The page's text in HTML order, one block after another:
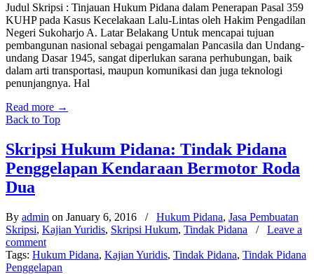
Judul Skripsi : Tinjauan Hukum Pidana dalam Penerapan Pasal 359
KUHP pada Kasus Kecelakaan Lalu-Lintas oleh Hakim Pengadilan
Negeri Sukoharjo A. Latar Belakang Untuk mencapai tujuan
pembangunan nasional sebagai pengamalan Pancasila dan Undang-
undang Dasar 1945, sangat diperlukan sarana perhubungan, baik
dalam arti transportasi, maupun komunikasi dan juga teknologi
penunjangnya. Hal
Read more →
Back to Top
Skripsi Hukum Pidana: Tindak Pidana
Penggelapan Kendaraan Bermotor Roda
Dua
By admin on January 6, 2016 / Hukum Pidana, Jasa Pembuatan
Skripsi, Kajian Yuridis, Skripsi Hukum, Tindak Pidana / Leave a
comment
Tags: Hukum Pidana, Kajian Yuridis, Tindak Pidana, Tindak Pidana
Penggelapan